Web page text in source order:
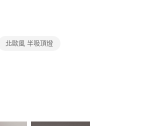
訂單仍視為有效，需透過AFTEE
北歐風 半吸頂燈